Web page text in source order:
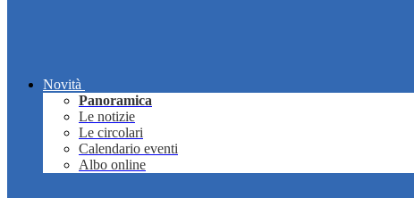
Novità
Panoramica
Le notizie
Le circolari
Calendario eventi
Albo online